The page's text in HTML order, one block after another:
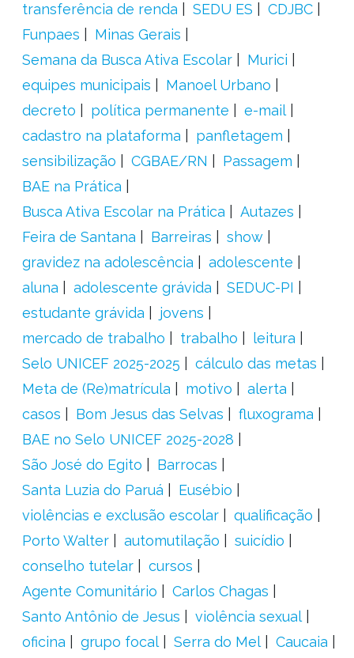
transferência de renda
SEDU ES
CDJBC
Funpaes
Minas Gerais
Semana da Busca Ativa Escolar
Murici
equipes municipais
Manoel Urbano
decreto
política permanente
e-mail
cadastro na plataforma
panfletagem
sensibilização
CGBAE/RN
Passagem
BAE na Prática
Busca Ativa Escolar na Prática
Autazes
Feira de Santana
Barreiras
show
gravidez na adolescência
adolescente
aluna
adolescente grávida
SEDUC-PI
estudante grávida
jovens
mercado de trabalho
trabalho
leitura
Selo UNICEF 2025-2025
cálculo das metas
Meta de (Re)matrícula
motivo
alerta
casos
Bom Jesus das Selvas
fluxograma
BAE no Selo UNICEF 2025-2028
São José do Egito
Barrocas
Santa Luzia do Paruá
Eusébio
violências e exclusão escolar
qualificação
Porto Walter
automutilação
suicídio
conselho tutelar
cursos
Agente Comunitário
Carlos Chagas
Santo Antônio de Jesus
violência sexual
oficina
grupo focal Serra do Mel
Caucaia